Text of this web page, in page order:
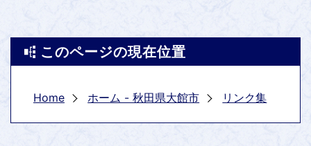
このページの現在位置
Home ホーム - 秋田県大館市 リンク集